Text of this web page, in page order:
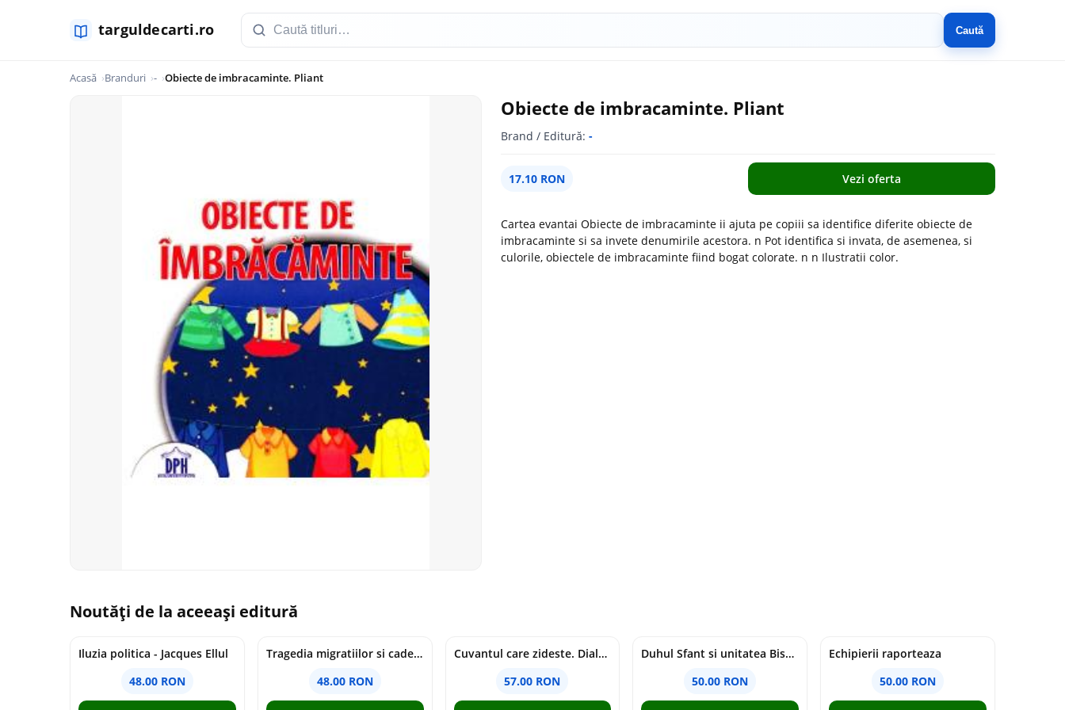
Caută
Acasă Branduri - Obiecte de imbracaminte. Pliant
Obiecte de imbracaminte. Pliant
Brand / Editură: -
17.10 RON Vezi oferta
Cartea evantai Obiecte de imbracaminte ii ajuta pe copiii sa identifice diferite obiecte de
imbracaminte si sa invete denumirile acestora. n Pot identifica si invata, de asemenea, si
culorile, obiectele de imbracaminte fiind bogat colorate. n n Ilustratii color.
Noutăți de la aceeași editură
Iluzia politica - Jacques Ellul
48.00 RON
Tragedia migratiilor si caderea imperiilor. Sfantul Augustin si noi - Chantal Delsol
48.00 RON
Cuvantul care zideste. Dialoguri - Vartan Arachelian
57.00 RON
Duhul Sfant si unitatea Bisericii. Jurnal de Conciliu - Andre Scrima
50.00 RON
Echipierii raporteaza
50.00 RON